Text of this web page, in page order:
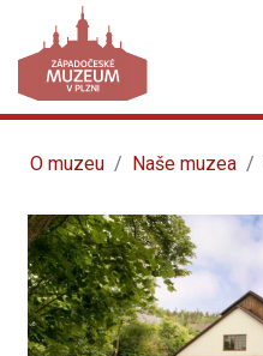
O muzeu Naše muzea